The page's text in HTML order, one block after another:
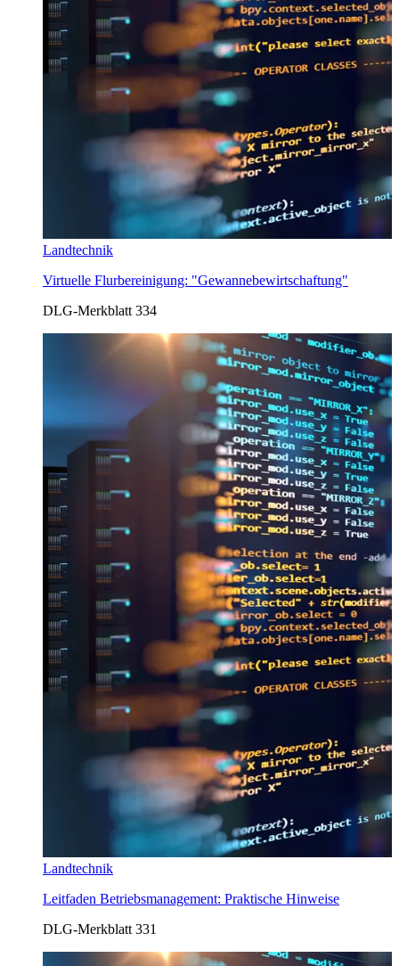
Landtechnik
Virtuelle Flurbereinigung: "Gewannebewirtschaftung"
DLG-Merkblatt 334
Landtechnik
Leitfaden Betriebsmanagement: Praktische Hinweise
DLG-Merkblatt 331